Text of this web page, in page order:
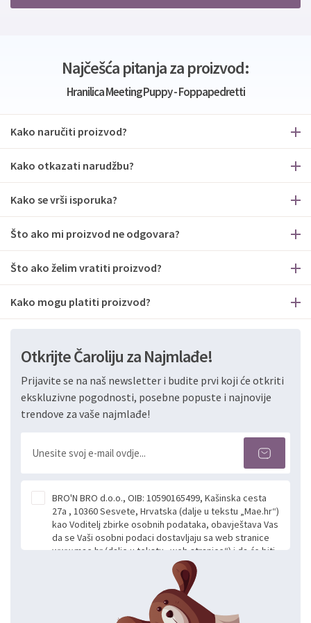
Najčešća pitanja za proizvod:
Hranilica Meeting Puppy - Foppapedretti
Kako naručiti proizvod?
Kako otkazati narudžbu?
Kako se vrši isporuka?
Što ako mi proizvod ne odgovara?
Što ako želim vratiti proizvod?
Kako mogu platiti proizvod?
Otkrijte Čaroliju za Najmlađe!
Prijavite se na naš newsletter i budite prvi koji će otkriti
ekskluzivne pogodnosti, posebne popuste i najnovije
trendove za vaše najmlađe!
BRO'N BRO d.o.o., OIB: 10590165499, Kašinska cesta
27a , 10360 Sesvete, Hrvatska (dalje u tekstu „Mae.hr“)
kao Voditelj zbirke osobnih podataka, obavještava Vas
da se Vaši osobni podaci dostavljaju sa web stranice
www.mae.hr (dalje u tekstu „web stranice“) i da će biti
obrađeni. Prihvaćanjem ove Izjave smatra se da
slobodno i izričito dajete privolu za prikupljanje i daljnju
obradu Vaših osobnih podataka koje ustupate Mae.hr
putem ovih web stranica u svrhu odgovora i daljnje
komunikacije na Vaš upit poslan kroz kontakt obrazac.